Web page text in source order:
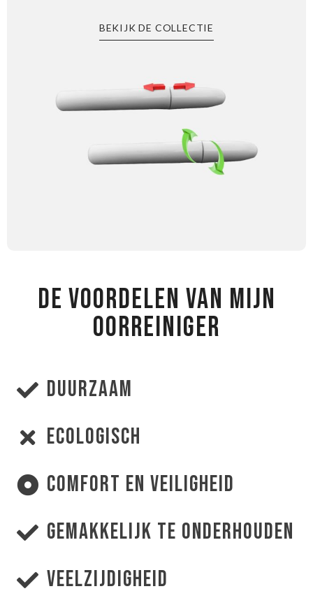
BEKIJK DE COLLECTIE
DE VOORDELEN VAN MIJN
OORREINIGER
Duurzaam
Ecologisch
Comfort en veiligheid
Gemakkelijk te onderhouden
Veelzijdigheid